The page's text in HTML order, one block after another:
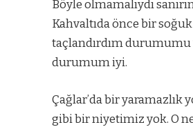
Böyle olmamalıydı
Kahvaltıda önce bir
taçlandırdım durumumu
durumum iyi.
Çağlar’da bir yaramazlık
gibi bir niyetimiz yok. O